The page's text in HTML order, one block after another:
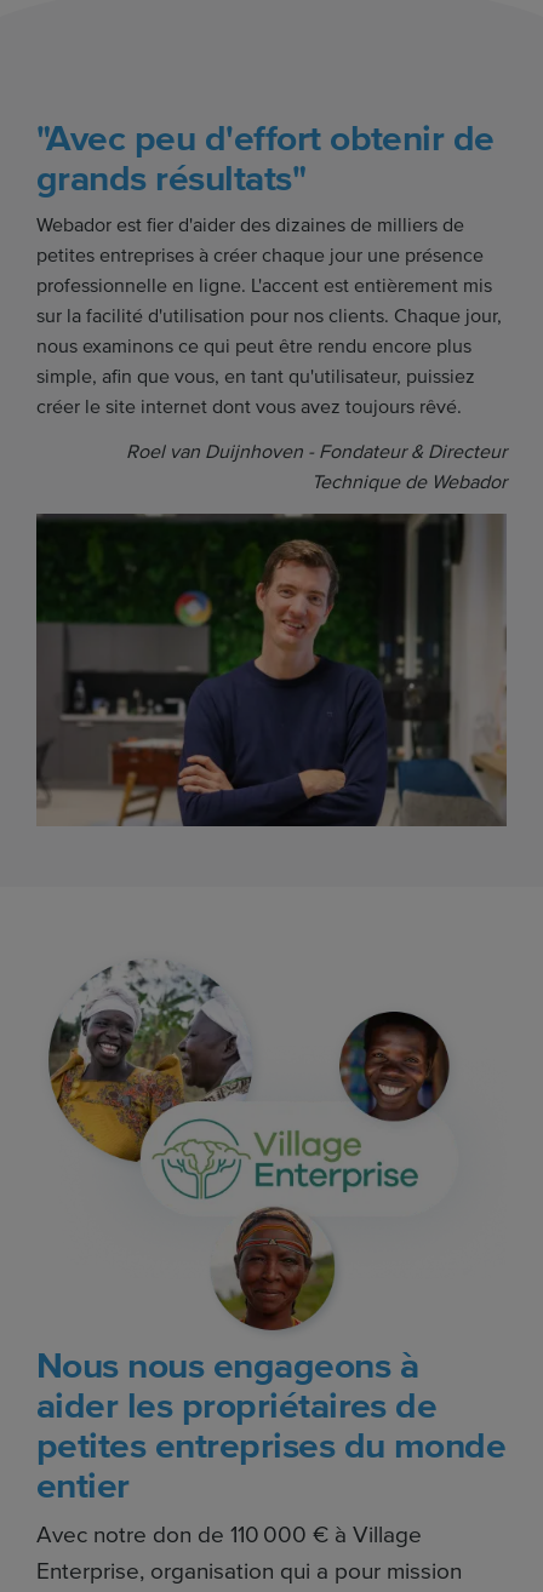
"Avec peu d'effort obtenir de
grands résultats"
Webador est fier d'aider des dizaines de milliers de
petites entreprises à créer chaque jour une présence
professionnelle en ligne. L'accent est entièrement mis
sur la facilité d'utilisation pour nos clients. Chaque jour,
nous examinons ce qui peut être rendu encore plus
simple, afin que vous, en tant qu'utilisateur, puissiez
créer le site internet dont vous avez toujours rêvé.
Roel van Duijnhoven - Fondateur & Directeur
Technique de Webador
Nous nous engageons à
aider les propriétaires de
petites entreprises du monde
entier
Avec notre don de 110 000 € à Village
Enterprise, organisation qui a pour mission